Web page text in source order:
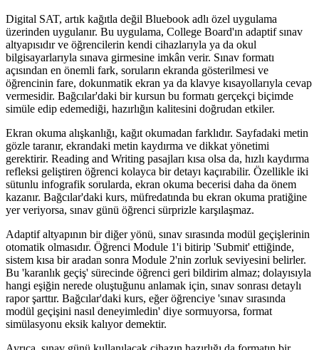
Digital SAT, artık kağıtla değil Bluebook adlı özel uygulama
üzerinden uygulanır. Bu uygulama, College Board'ın adaptif sınav
altyapısıdır ve öğrencilerin kendi cihazlarıyla ya da okul
bilgisayarlarıyla sınava girmesine imkân verir. Sınav formatı
açısından en önemli fark, soruların ekranda gösterilmesi ve
öğrencinin fare, dokunmatik ekran ya da klavye kısayollarıyla cevap
vermesidir. Bağcılar'daki bir kursun bu formatı gerçekçi biçimde
simüle edip edemediği, hazırlığın kalitesini doğrudan etkiler.
Ekran okuma alışkanlığı, kağıt okumadan farklıdır. Sayfadaki metin
gözle taranır, ekrandaki metin kaydırma ve dikkat yönetimi
gerektirir. Reading and Writing pasajları kısa olsa da, hızlı kaydırma
refleksi geliştiren öğrenci kolayca bir detayı kaçırabilir. Özellikle iki
sütunlu infografik sorularda, ekran okuma becerisi daha da önem
kazanır. Bağcılar'daki kurs, müfredatında bu ekran okuma pratiğine
yer veriyorsa, sınav günü öğrenci sürprizle karşılaşmaz.
Adaptif altyapının bir diğer yönü, sınav sırasında modül geçişlerinin
otomatik olmasıdır. Öğrenci Module 1'i bitirip 'Submit' ettiğinde,
sistem kısa bir aradan sonra Module 2'nin zorluk seviyesini belirler.
Bu 'karanlık geçiş' sürecinde öğrenci geri bildirim almaz; dolayısıyla
hangi eşiğin nerede oluştuğunu anlamak için, sınav sonrası detaylı
rapor şarttır. Bağcılar'daki kurs, eğer öğrenciye 'sınav sırasında
modül geçişini nasıl deneyimledin' diye sormuyorsa, format
simülasyonu eksik kalıyor demektir.